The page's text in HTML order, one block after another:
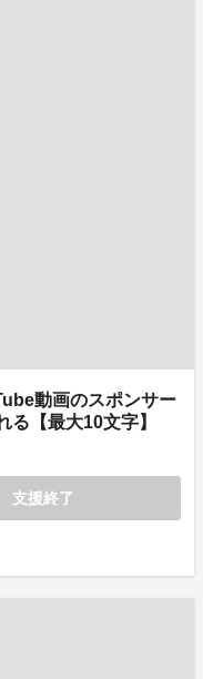
動画のスポンサー
【最大10文字】
支援終了